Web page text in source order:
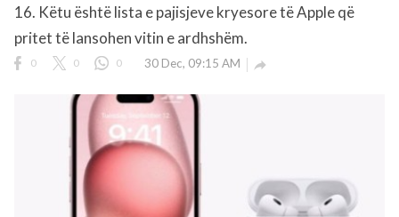
16. Këtu është lista e pajisjeve kryesore të Apple që
pritet të lansohen vitin e ardhshëm.
0 0 0 30 Dec, 09:15 AM 